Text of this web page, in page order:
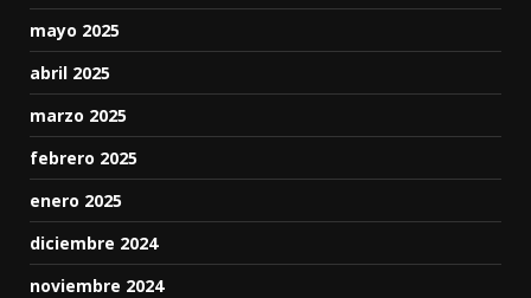
mayo 2025
abril 2025
marzo 2025
febrero 2025
enero 2025
diciembre 2024
noviembre 2024